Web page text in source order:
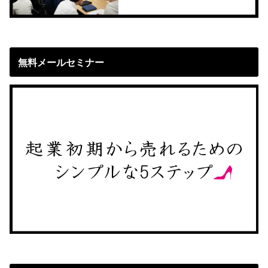
無料メールセミナー